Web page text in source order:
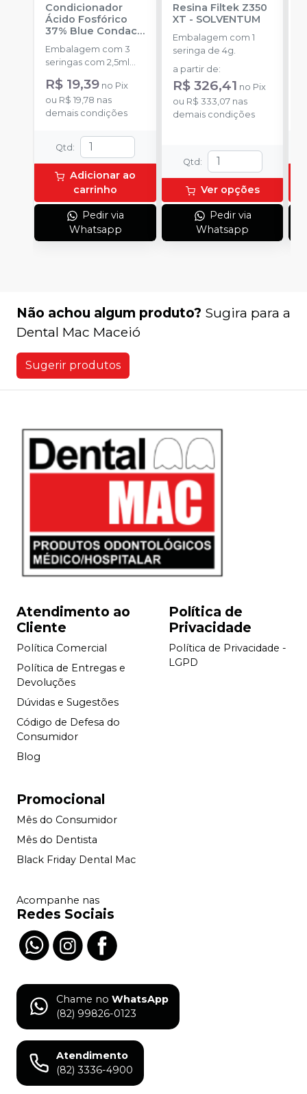
Condicionador
Ácido Fosfórico
37% Blue Condac-
FGM
Embalagem com 3
seringas com 2,5ml
cada uma e 3
ponteiras para
aplicação.
R$ 19,39 no Pix
ou R$ 19,78 nas
demais condições
Qtd:
Adicionar ao
carrinho
Pedir via
Whatsapp
Resina Filtek Z350
XT - SOLVENTUM
Embalagem com 1
seringa de 4g.
a partir de:
R$ 326,41 no Pix
ou R$ 333,07nas
demais condições
Qtd:
Ver opções
Pedir via
Whatsapp
Não achou algum produto? Sugira para a
Dental Mac Maceió
Sugerir produtos
Atendimento ao
Cliente
Política Comercial
Política de Entregas e
Devoluções
Dúvidas e Sugestões
Código de Defesa do
Consumidor
Blog
Política de
Privacidade
Política de Privacidade -
LGPD
Promocional
Mês do Consumidor
Mês do Dentista
Black Friday Dental Mac
Acompanhe nas
Redes Sociais
Chame no WhatsApp
(82) 99826-0123
Atendimento
(82) 3336-4900